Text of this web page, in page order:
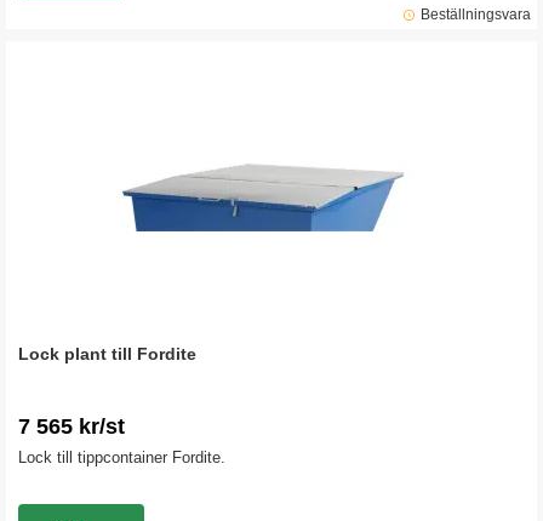
Beställningsvara
Lock plant till Fordite
7 565 kr/st
Lock till tippcontainer Fordite.